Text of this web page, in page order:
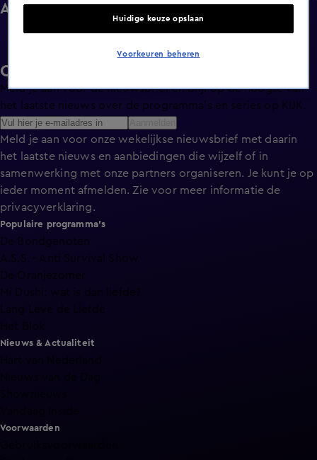
Afleveringen
Ontvang de KIJK-nieuwsbrief
Meld je aan voor de nieuwsbrief en blijf op de hoogte van
het laatste nieuws over de programma’s en series op KIJK.
Meld je aan voor onze wekelijkse nieuwsbrief met daarin
het laatste nieuws en aanbiedingen die wijzelf of in
samenwerking met onze partners organiseren. Je kunt je op
ieder moment afmelden. Zie voor meer informatie de
privacyverklaring.
Populaire programma's
De Bondgenoten
A.S.S. - Anti Survival Show
De Oranjezomer
Mi Dushi: wat is dan liefde?
Lang Leve de Liefde
Het Blok
Nieuws & Actualiteit
Voorwaarden
Huidige keuze opslaan
Voorkeuren beheren